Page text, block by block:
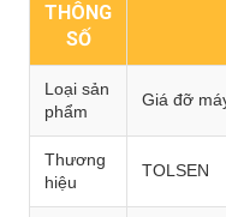
THÔNG
SỐ
Loại sản
phẩm
Giá đỡ
Thương
hiệu
TOLSEN